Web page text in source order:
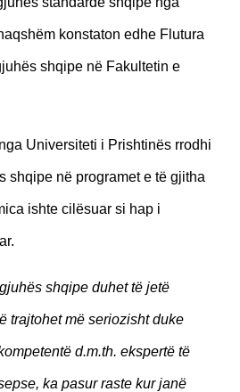
konstaton edhe Flutura
shqipe në Fakultetin e
Universiteti i Prishtinës rrodhi
shqipe në programet e të gjitha
ishte cilësuar si hap i
shqipe duhet të jetë
trajtohet më seriozisht duke
d.m.th. ekspertë të
ka pasur raste kur janë